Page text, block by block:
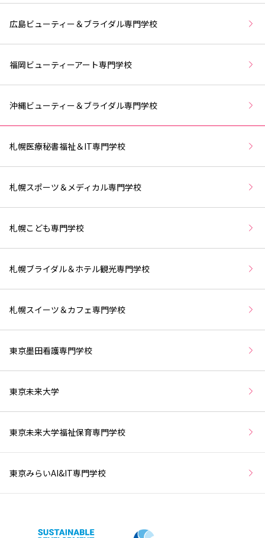
広島ビューティー＆ブライダル専門学校
福岡ビューティーアート専門学校
沖縄ビューティー＆ブライダル専門学校
札幌医療秘書福祉＆IT専門学校
札幌スポーツ＆メディカル専門学校
札幌こども専門学校
札幌ブライダル＆ホテル観光専門学校
札幌スイーツ＆カフェ専門学校
東京墨田看護専門学校
東京未来大学
東京未来大学福祉保育専門学校
東京みらいAI&IT専門学校